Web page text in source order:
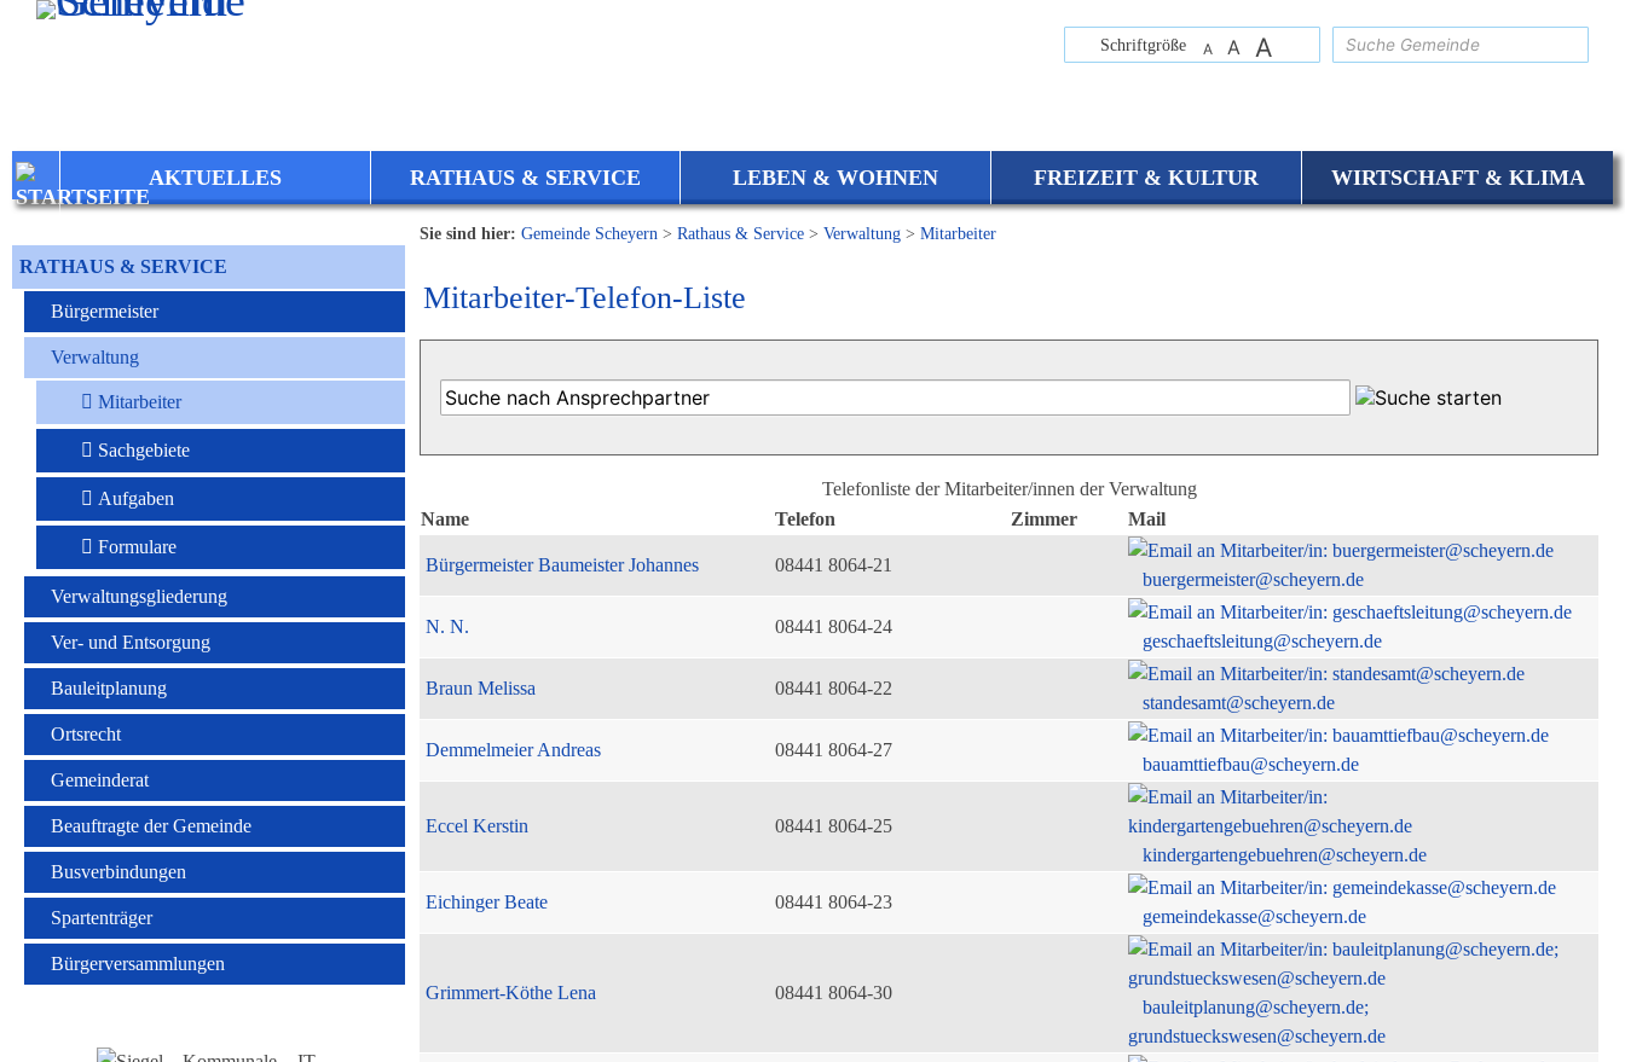
Zum Inhalt,zur Navigationoder
Schriftgröße A A A
AKTUELLES RATHAUS & SERVICE LEBEN & WOHNEN FREIZEIT & KULTUR WIRTSCHAFT & KLIMA
RATHAUS & SERVICE
Bürgermeister
Verwaltung
Mitarbeiter
Sachgebiete
Aufgaben
Formulare
Verwaltungsgliederung
Ver- und Entsorgung
Bauleitplanung
Ortsrecht
Gemeinderat
Beauftragte der Gemeinde
Busverbindungen
Spartenträger
Bürgerversammlungen
Sie sind hier: Gemeinde Scheyern > Rathaus & Service > Verwaltung > Mitarbeiter
Mitarbeiter-Telefon-Liste
Telefonliste der Mitarbeiter/innen der Verwaltung
Name
Telefon Zimmer Mail
Bürgermeister Baumeister Johannes 08441 8064-21
buergermeister@scheyern.de
N. N. 08441 8064-24
geschaeftsleitung@scheyern.de
Braun Melissa 08441 8064-22
standesamt@scheyern.de
Demmelmeier Andreas 08441 8064-27
bauamttiefbau@scheyern.de
Eccel Kerstin
08441 8064-25
kindergartengebuehren@scheyern.de
Eichinger Beate 08441 8064-23
gemeindekasse@scheyern.de
Grimmert-Köthe Lena 08441 8064-30
bauleitplanung@scheyern.de;
grundstueckswesen@scheyern.de